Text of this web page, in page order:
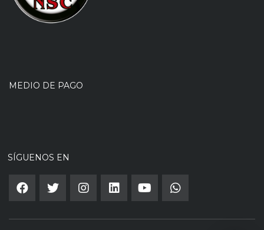
MEDIO DE PAGO
SÍGUENOS EN